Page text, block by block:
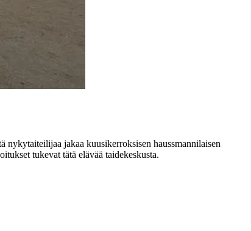
nykytaiteilijaa jakaa kuusikerroksisen haussmannilaisen
tukevat tätä elävää taidekeskusta.